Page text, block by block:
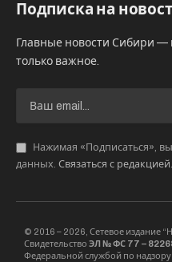
Подписка на
Главные новости Сибири —
только важное.
Нажимая «Подписаться»,
данных. Связаться с редакцией.
© 2016 – 2026, Сетевое издание
Свидетельство ЭЛ № ФС 77 –
Федеральной службой по